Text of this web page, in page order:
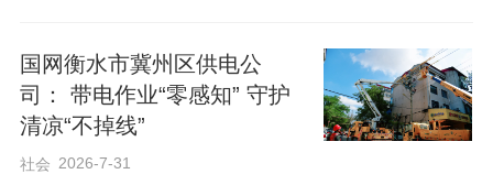
强国，是我们不懈追求的航天梦。”2016年
4月24日，习近平总书记在首个“中国航天
日”之际作出重要指示。
国网衡水市冀州区供电公
司： 带电作业“零感知” 守护
清凉“不掉线”
社会 2026-7-31